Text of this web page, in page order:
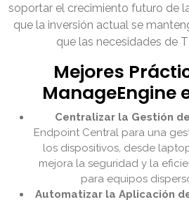
soportar el crecimiento futuro de
que la inversión actual se
que las necesidades de
Mejores
ManageEngine
Centralizar la Gestión
Endpoint Central para una
los dispositivos, desde
mejora la seguridad y la
para equipos
Automatizar la Aplicación